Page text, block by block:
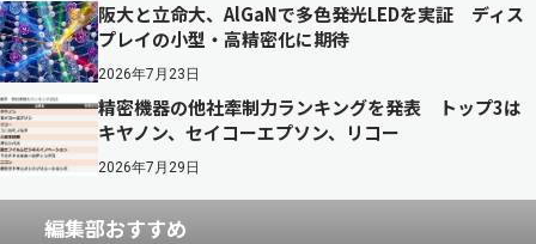
阪大と立命大、AlGaNで多色発光LEDを実証 ディス
プレイの小型・高精密化に期待
2026年7月23日
精密機器の他社牽制力ランキングを発表 トップ3は
キヤノン、セイコーエプソン、リコー
2026年7月29日
編集部おすすめ